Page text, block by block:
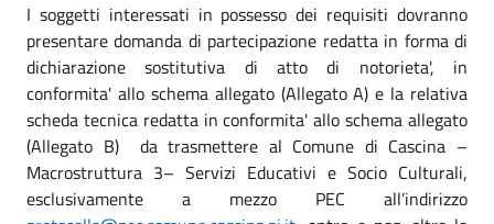
I soggetti interessati in possesso dei requisiti dovranno
presentare domanda di partecipazione redatta in forma di
dichiarazione sostitutiva di atto di notorieta', in
conformita' allo schema allegato (Allegato A) e la relativa
scheda tecnica redatta in conformita' allo schema allegato
(Allegato B) da trasmettere al Comune di Cascina –
Macrostruttura 3– Servizi Educativi e Socio Culturali,
esclusivamente a mezzo PEC all’indirizzo